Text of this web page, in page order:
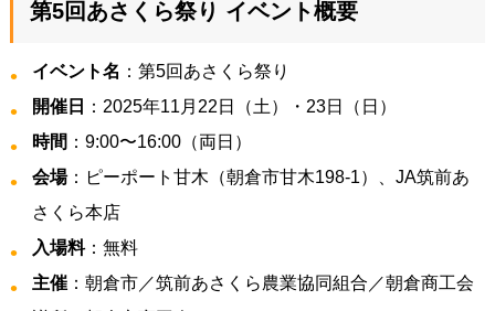
第5回あさくら祭り イベント概要
イベント名 ：第5回あさくら祭り
開催日
：2025年11月22日（土）・23日（日）
時間 ：9:00〜16:00（両日）
会場：ピーポート甘木（朝倉市甘木198-1）、JA筑前あ
さくら本店
入場料：無料
主催：朝倉市／筑前あさくら農業協同組合／朝倉商工会